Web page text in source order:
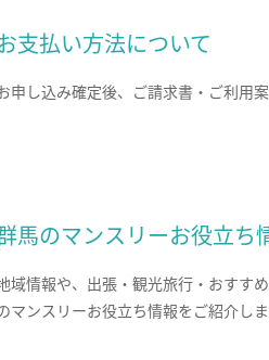
支払い方法について
申し込み確定後、ご請求書・ご利用
馬のマンスリーお役立ち
域情報や、出張・観光旅行・おすす
マンスリーお役立ち情報をご紹介しま